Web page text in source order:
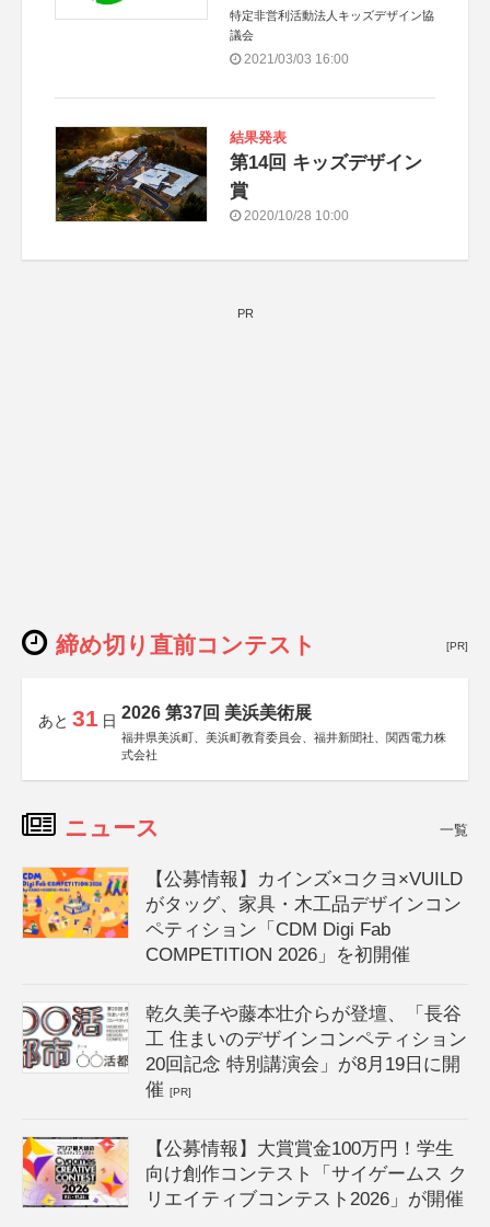
特定非営利活動法人キッズデザイン協
議会
2021/03/03 16:00
結果発表
第14回 キッズデザイン
賞
2020/10/28 10:00
PR
締め切り直前コンテスト [PR]
あと 31 日 2026 第37回 美浜美術展
福井県美浜町、美浜町教育委員会、福井新聞社、関西電力株
式会社
ニュース 一覧
【公募情報】カインズ×コクヨ×VUILD
がタッグ、家具・木工品デザインコン
ペティション「CDM Digi Fab
COMPETITION 2026」を初開催
乾久美子や藤本壮介らが登壇、「長谷
工 住まいのデザインコンペティション
20回記念 特別講演会」が8月19日に開
催[PR]
【公募情報】大賞賞金100万円！学生
向け創作コンテスト「サイゲームス ク
リエイティブコンテスト2026」が開催